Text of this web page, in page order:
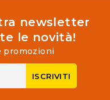
newsletter
le novità!
promozioni